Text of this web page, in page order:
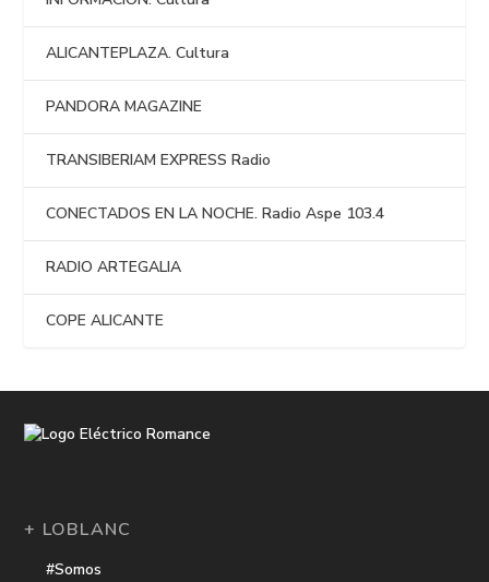
ALICANTEPLAZA. Cultura
PANDORA MAGAZINE
TRANSIBERIAM EXPRESS Radio
CONECTADOS EN LA NOCHE. Radio Aspe 103.4
RADIO ARTEGALIA
COPE ALICANTE
+ LOBLANC
#Somos